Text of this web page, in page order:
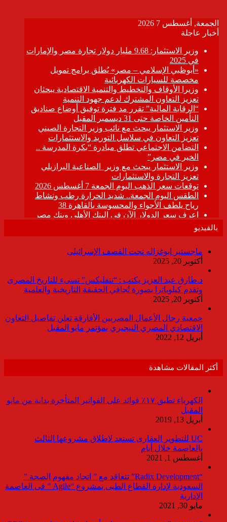
بالفيديو
ماجستير ابوغزاله تحت القصف الإسرائيلى
أكتوبر 20, 2025
د.طارق عبد العزيز يكتب : “نتفليكس” تسىء للتاريخ المصرى
وتقدم كيلوباترا بصورة تُجافي الحقيقة التاريخية والعلمية
أكتوبر 20, 2025
جمعية رجال الأعمال المصريين الأفارقة تعلن تفاصيل التعاون
الاقتصادي المصري النيجيري بمؤتمر مايو المقبل
أبريل 12, 2022
أكثر المقالات مشاهدة
الكهرباء تطبق ١٧٪ فوائد على الفواتير المتأخرة بداية من مايو
المقبل
أبريل 13, 2019
UC للتطوير العقارى تستعد لاطلاق مشروعها الثالث
بالعاصمة خلال أيام
أغسطس 1, 2021
“Radix Development” تتعاقد مع ” اتحاد مفهوم الصحة ”
السعودية لإدارة القطاع الطبى بمشروع “Agile ” فى العاصمة
الإدارية
مايو 30, 2021